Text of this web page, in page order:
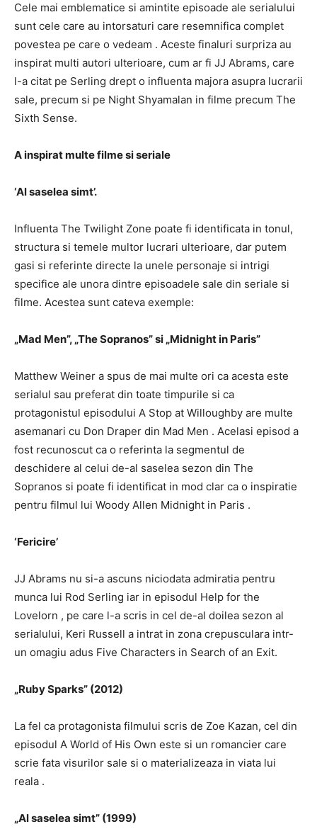
Cele mai emblematice si amintite episoade ale serialului
sunt cele care au intorsaturi care resemnifica complet
povestea pe care o vedeam . Aceste finaluri surpriza au
inspirat multi autori ulterioare, cum ar fi JJ Abrams, care
l-a citat pe Serling drept o influenta majora asupra lucrarii
sale, precum si pe Night Shyamalan in filme precum The
Sixth Sense.
A inspirat multe filme si seriale
‘Al saselea simt’.
Influenta The Twilight Zone poate fi identificata in tonul,
structura si temele multor lucrari ulterioare, dar putem
gasi si referinte directe la unele personaje si intrigi
specifice ale unora dintre episoadele sale din seriale si
filme. Acestea sunt cateva exemple:
„Mad Men”, „The Sopranos” si „Midnight in Paris”
Matthew Weiner a spus de mai multe ori ca acesta este
serialul sau preferat din toate timpurile si ca
protagonistul episodului A Stop at Willoughby are multe
asemanari cu Don Draper din Mad Men . Acelasi episod a
fost recunoscut ca o referinta la segmentul de
deschidere al celui de-al saselea sezon din The
Sopranos si poate fi identificat in mod clar ca o inspiratie
pentru filmul lui Woody Allen Midnight in Paris .
‘Fericire’
JJ Abrams nu si-a ascuns niciodata admiratia pentru
munca lui Rod Serling iar in episodul Help for the
Lovelorn , pe care l-a scris in cel de-al doilea sezon al
serialului, Keri Russell a intrat in zona crepusculara intr-
un omagiu adus Five Characters in Search of an Exit.
„Ruby Sparks” (2012)
La fel ca protagonista filmului scris de Zoe Kazan, cel din
episodul A World of His Own este si un romancier care
scrie fata visurilor sale si o materializeaza in viata lui
reala .
„Al saselea simt” (1999)